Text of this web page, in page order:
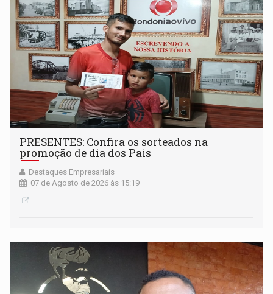
PRESENTES: Confira os sorteados na
promoção de dia dos Pais
Destaques Empresariais
07 de Agosto de 2026 às 15:19